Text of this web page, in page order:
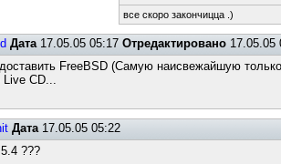
все скоро закончицца .)
Дата17.05.05 05:17 Отредактировано17.05.05
FreeBSD (Самую наисвежайшую
Live CD...
Дата17.05.05 05:22
???